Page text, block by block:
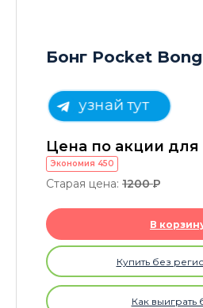
Бонг Pocket
узнай тут
Цена по акции для
Экономия 450
Старая цена: 1200P
В
Купить без
Как выиграть